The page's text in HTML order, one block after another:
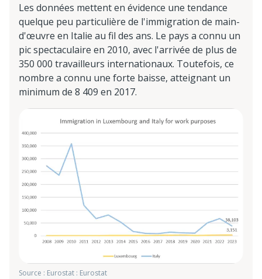
Les données mettent en évidence une tendance
quelque peu particulière de l'immigration de main-
d'œuvre en Italie au fil des ans. Le pays a connu un
pic spectaculaire en 2010, avec l'arrivée de plus de
350 000 travailleurs internationaux. Toutefois, ce
nombre a connu une forte baisse, atteignant un
minimum de 8 409 en 2017.
Source : Eurostat : Eurostat